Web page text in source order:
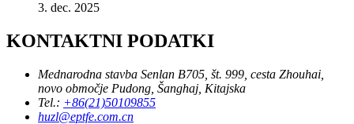
3. dec. 2025
KONTAKTNI PODATKI
Mednarodna stavba Senlan B705, št. 999, cesta Zhouhai,
novo območje Pudong, Šanghaj, Kitajska
Tel.: +86(21)50109855
huzl@eptfe.com.cn